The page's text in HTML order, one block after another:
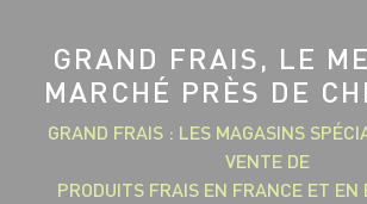
GRAND FRAIS, LE
MARCHÉ PRÈS DE
GRAND FRAIS : LES MAGASINS
VENTE DE
PRODUITS FRAIS EN FRANCE ET EN